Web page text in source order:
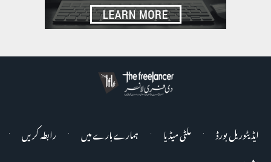
ایڈیٹوریل بورڈ ملٹی میڈیا ہمارے بارے میں
رابطہ کریں